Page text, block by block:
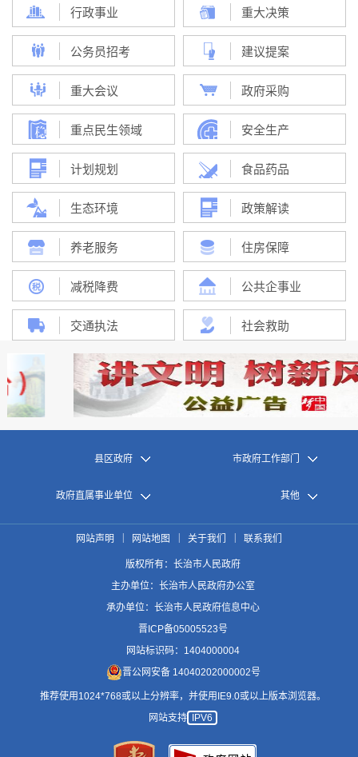
行政事业 重大决策
公务员招考 建议提案
重大会议 政府采购
重点民生领域 安全生产
计划规划 食品药品
生态环境 政策解读
养老服务 住房保障
减税降费 公共企事业
交通执法 社会救助
县区政府 市政府工作部门
政府直属事业单位 其他
网站声明 | 网站地图 | 关于我们 | 联系我们
版权所有：长治市人民政府
主办单位：长治市人民政府办公室
承办单位：长治市人民政府信息中心
晋ICP备05005523号
网站标识码：1404000004
晋公网安备 14040202000002号
推荐使用1024*768或以上分辨率，并使用IE9.0或以上版本浏览器。
网站支持
IPV6